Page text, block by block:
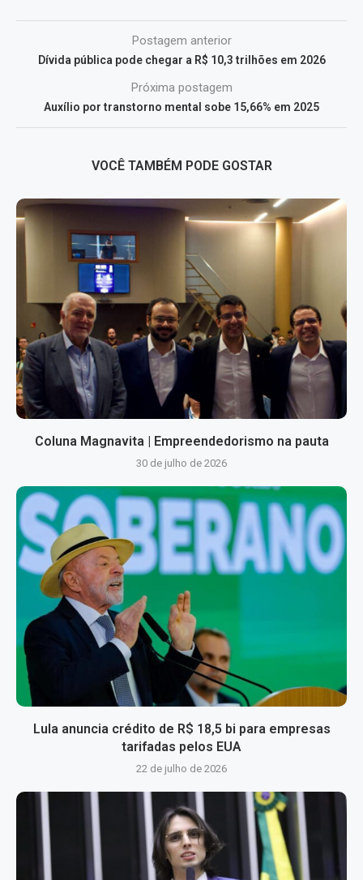
Postagem anterior
Dívida pública pode chegar a R$ 10,3 trilhões em 2026
Próxima postagem
Auxílio por transtorno mental sobe 15,66% em 2025
VOCÊ TAMBÉM PODE GOSTAR
Coluna Magnavita | Empreendedorismo na pauta
30 de julho de 2026
Lula anuncia crédito de R$ 18,5 bi para empresas
tarifadas pelos EUA
22 de julho de 2026